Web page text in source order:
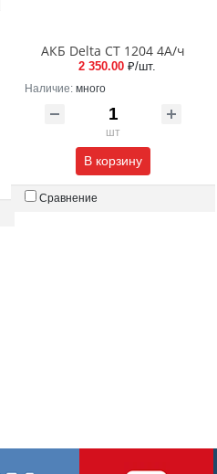
АКБ Delta CT 1204 4А/ч
2 350.00 ₽/шт.
Наличие: много
шт
В корзину
Сравнение